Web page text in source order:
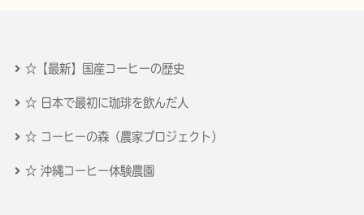
☆【最新】国産コーヒーの歴史
☆ 日本で最初に珈琲を飲んだ人
☆ コーヒーの森（農家プロジェクト）
☆ 沖縄コーヒー体験農園